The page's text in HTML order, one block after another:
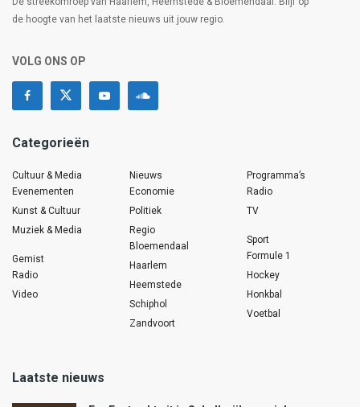
de hoogte van het laatste nieuws uit jouw regio.
VOLG ONS OP
Categorieën
Cultuur & Media
Evenementen
Kunst & Cultuur
Muziek & Media
Gemist
Radio
Video
Nieuws
Economie
Politiek
Regio
Bloemendaal
Haarlem
Heemstede
Schiphol
Zandvoort
Programma’s
Radio
TV
Sport
Formule 1
Hockey
Honkbal
Voetbal
Laatste nieuws